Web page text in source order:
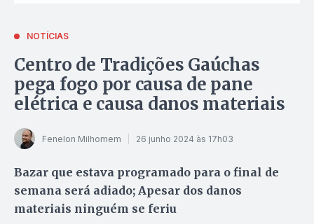
NOTÍCIAS
Centro de Tradições Gaúchas
pega fogo por causa de pane
elétrica e causa danos materiais
Fenelon Milhomem 26 junho 2024 às 17h03
Bazar que estava programado para o final de
semana será adiado; Apesar dos danos
materiais ninguém se feriu